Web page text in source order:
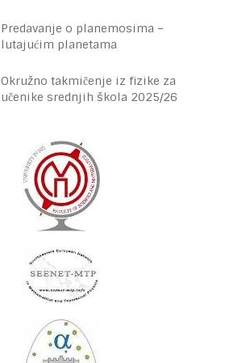
Predavanje o planemosima –
lutajućim planetama
Okružno takmičenje iz fizike za
učenike srednjih škola 2025/26